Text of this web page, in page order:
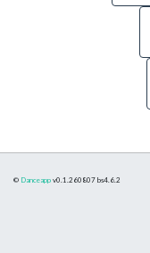
© Danceapp v0.1.260807 bs4.6.2